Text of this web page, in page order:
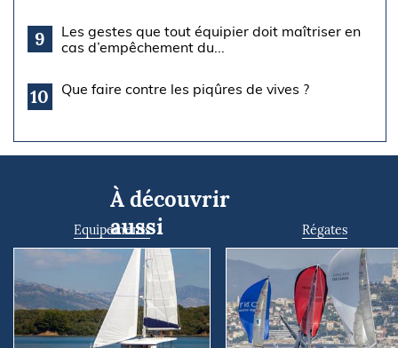
9
Les gestes que tout équipier doit maîtriser en
cas d’empêchement du...
10 Que faire contre les piqûres de vives ?
À découvrir
aussi
Equipements Régates